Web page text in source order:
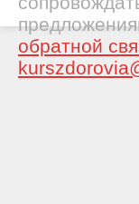
обратной